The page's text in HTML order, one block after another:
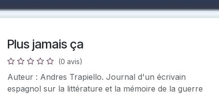
Plus jamais ça
(0 avis)
Auteur : Andres Trapiello. Journal d'un écrivain
espagnol sur la littérature et la mémoire de la guerre